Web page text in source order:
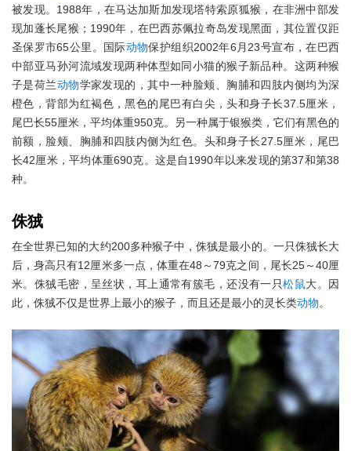
被发现。1988年，在马达加斯加发现塔特索原狐猴，在非洲中部发
现加蓬长尾猴；1990年，在巴西苏佩拉奇岛发现黑面，其位置仅距
圣保罗市65公里。国际动物保护组织2002年6月23号宣布，在巴西
中部亚马孙河流域发现两种体型如同小猫的猴子新品种。这两种猴
子是荷兰动物学家发现的，其中一种脸颊、胸脯和四肢内侧均为深
橙色，背部为红褐色，黑色的尾巴有白尖，头和身子长37.5厘米，
尾巴长55厘米，平均体重950克。另一种属于银猴类，它们有黑色的
前额，脸颊、胸脯和四肢内侧为红色。头和身子长27.5厘米，尾巴
长42厘米，平均体重690克。这是自1990年以来发现的第37和第38
种。
侏狨
在全世界已知的大约200多种猴子中，侏狨是最小的。一只侏狨长大
后，身高只有12厘米多一点，体重在48～79克之间，尾长25～40厘
米。侏狨毛密，呈丝状，耳上通常有簇毛，还没有一只松鼠大。因
此，侏狨不仅是世界上最小的猴子，而且还是最小的灵长类动物。